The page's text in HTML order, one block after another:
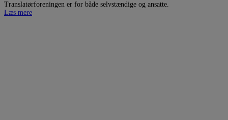
Translatørforeningen er for både selvstændige og ansatte.
Læs mere